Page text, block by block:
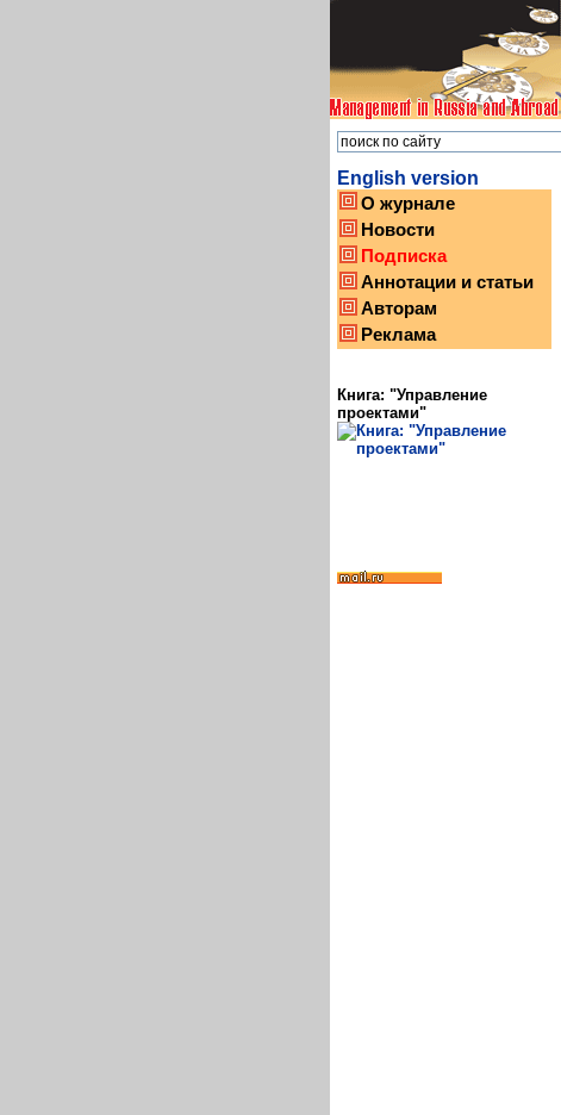
English version
О журнале
Новости
Подписка
Аннотации и статьи
Авторам
Реклама
Книга: "Управление
проектами"